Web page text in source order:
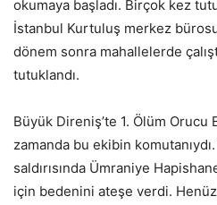
okumaya başladı. Birçok kez
İstanbul Kurtuluş merkez
dönem sonra mahallelerde
tutuklandı.
Büyük Direniş’te 1. Ölüm Orucu
zamanda bu ekibin
saldırısında Ümraniye
için bedenini ateşe verdi.